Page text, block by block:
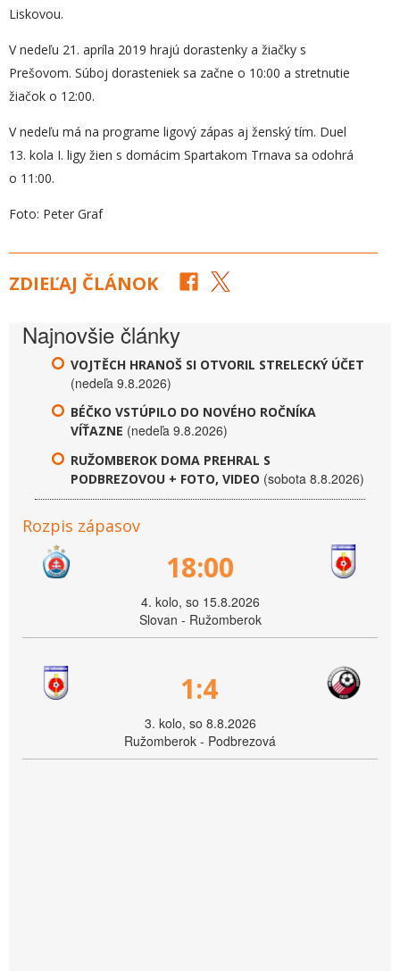
Liskovou.
V nedeľu 21. apríla 2019 hrajú dorastenky a žiačky s
Prešovom. Súboj dorasteniek sa začne o 10:00 a stretnutie
žiačok o 12:00.
V nedeľu má na programe ligový zápas aj ženský tím. Duel
13. kola I. ligy žien s domácim Spartakom Trnava sa odohrá
o 11:00.
Foto: Peter Graf
ZDIEĽAJ ČLÁNOK
Najnovšie články
VOJTĚCH HRANOŠ SI OTVORIL STRELECKÝ ÚČET
(nedeľa 9.8.2026)
BÉČKO VSTÚPILO DO NOVÉHO ROČNÍKA
VÍŤAZNE (nedeľa 9.8.2026)
RUŽOMBEROK DOMA PREHRAL S
PODBREZOVOU + FOTO, VIDEO (sobota 8.8.2026)
Rozpis zápasov
18:00
4. kolo, so 15.8.2026
Slovan - Ružomberok
1:4
3. kolo, so 8.8.2026
Ružomberok - Podbrezová